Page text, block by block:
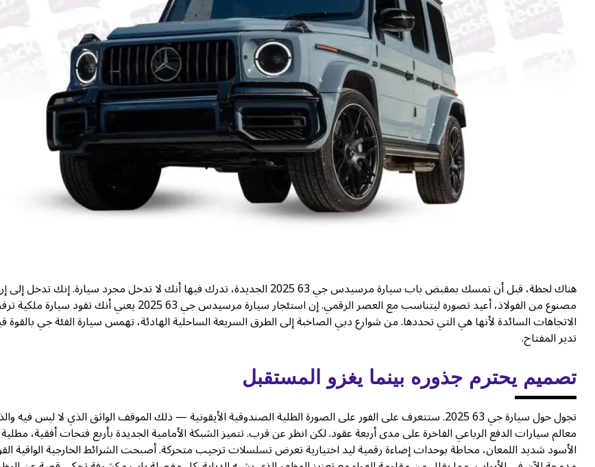
هناك لحظة، قبل أن تمسك بمقبض باب سيارة مرسيدس جي 63 2025 الجديدة، تدرك فيها أنك لا تدخل مجرد سيارة. إنك تدخل
مصنوع من الفولاذ، أعيد تصوره ليتناسب مع العصر الرقمي. إن استئجار سيارة مرسيدس جي 63 2025 يعني
الاتجاهات السائدة لأنها هي التي تحددها. من شوارع دبي الصاخبة إلى الطرق السريعة الساحلية الهادئة، تهمس سيارة الفئة جي بالقوة
تدير المفتاح.
تصميم يحترم جذوره بينما يغزو المستقبل
تجول حول سيارة جي 63 2025. ستتعرف على الفور على الصورة الظلية الصندوقية الأيقونية — ذلك الموقف الواثق الذي لا لبس فيه
معالم سيارات الدفع الرباعي الفاخرة على مدى أربعة عقود. لكن انظر عن قرب. تتميز الشبكة الأمامية الجديدة بأربع فتحات أفقية، مطلية
الأسود شديد اللمعان، محاطة بوحدات إضاءة رقمية ليد اختيارية تعرض تسلسلات ترحيب متحركة. أصبحت الشرائط الخارجية الواقية